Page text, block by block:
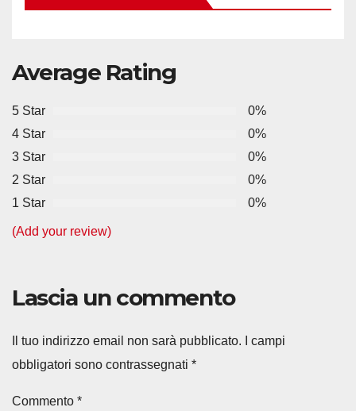
Average Rating
5 Star
0%
4 Star
0%
3 Star
0%
2 Star
0%
1 Star
0%
(Add your review)
Lascia un commento
Il tuo indirizzo email non sarà pubblicato.
I campi
obbligatori sono contrassegnati *
Commento *